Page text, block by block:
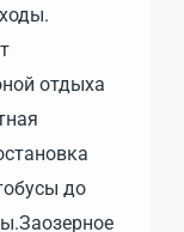
отдыха
до